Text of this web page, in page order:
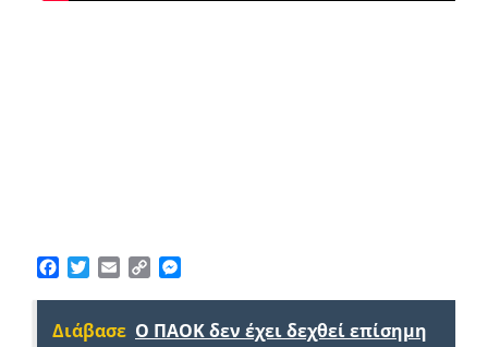
Facebook
TwitterEmailCopy
Διάβασε Ο ΠΑΟΚ δεν έχει δεχθεί επίσημη